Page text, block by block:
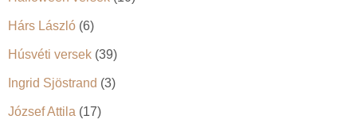
Hárs László (6)
Húsvéti versek (39)
Ingrid Sjöstrand (3)
József Attila (17)